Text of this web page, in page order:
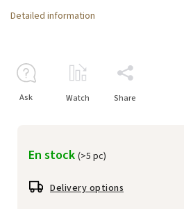
En stock (>5 pc)
Delivery options
Detailed information
Ask Watch Share